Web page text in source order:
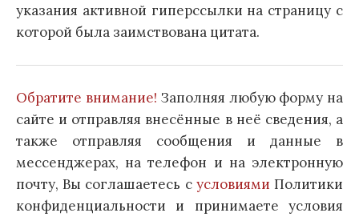
указания активной гиперссылки на страницу с
которой была заимствована цитата.
Обратите внимание! Заполняя любую форму на
сайте и отправляя внесённые в неё сведения, а
также отправляя сообщения и данные в
мессенджерах, на телефон и на электронную
почту, Вы соглашаетесь с условиями Политики
конфиденциальности и принимаете условия